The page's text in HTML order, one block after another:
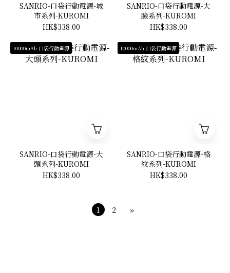
SANRIO-口袋行動電源-城
市系列-KUROMI
HK$338.00
SANRIO-口袋行動電源-大
臉系列-KUROMI
HK$338.00
10000mAh 口袋行動電源
SANRIO-口袋行動電源-大
頭系列-KUROMI
HK$338.00
10000mAh 口袋行動電源
SANRIO-口袋行動電源-格
紋系列-KUROMI
HK$338.00
1 2 »